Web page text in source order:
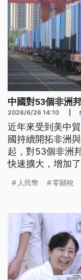
中國對53個非洲
2026/6/26 14:10
近年來受到美中
國持續開拓非洲
起，對53個非洲
快速擴大，增加
海獨大，內陸西
人民幣 零關稅